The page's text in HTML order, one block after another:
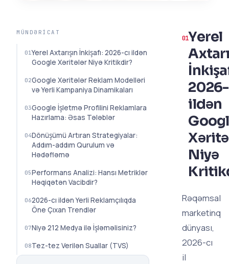
MÜNDƏRICAT
Yerel Axtarışın İnkişafı: 2026-cı ildən
Google Xəritələr Niyə Kritikdir?
Google Xəritələr Reklam Modelləri
və Yerli Kampaniya Dinamikaları
Google İşletmə Profilini Reklamlara
Hazırlama: Əsas Tələblər
Dönüşümü Artıran Strategiyalar:
Addım-addım Qurulum və
Hədəfləmə
Performans Analizi: Hansı Metriklər
Həqiqətən Vacibdir?
2026-cı ildən Yerli Reklamçılıqda
Öne Çıxan Trendlər
Niyə 212 Medya ilə İşləməlisiniz?
Tez-tez Verilən Suallar (TVS)
Yerel
2026-
ildən
Niyə
Rəqəmsal
marketinq
dünyası,
2026-cı
il